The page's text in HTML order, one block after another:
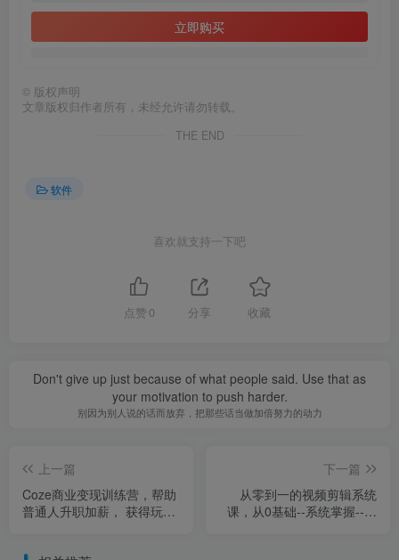
立即购买
© 版权声明
文章版权归作者所有，未经允许请勿转载。
THE END
软件
喜欢就支持一下吧
点赞 0 分享 收藏
Don't give up just because of what people said. Use that as
your motivation to push harder.
别因为别人说的话而放弃，把那些话当做加倍努力的动力
上一篇
Coze商业变现训练营，帮助
普通人升职加薪， 获得玩法
下一篇
从零到一的视频剪辑系统
课，从0基础--系统掌握--实